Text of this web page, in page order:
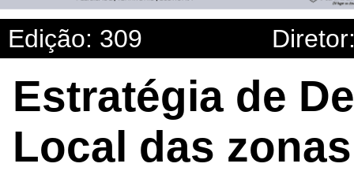
Edição: 309
Estratégia de
Local das